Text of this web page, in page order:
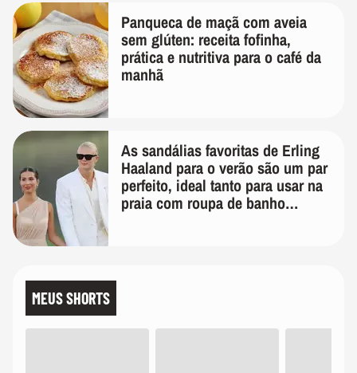
Panqueca de maçã com aveia
sem glúten: receita fofinha,
prática e nutritiva para o café da
manhã
As sandálias favoritas de Erling
Haaland para o verão são um par
perfeito, ideal tanto para usar na
praia com roupa de banho
MEUS SHORTS